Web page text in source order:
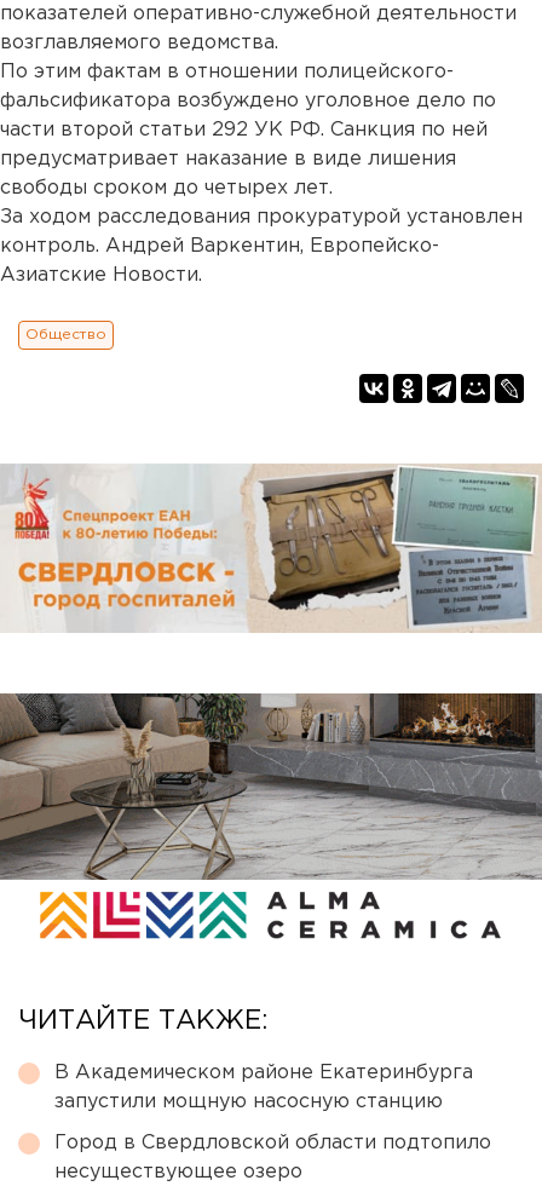
показателей оперативно-служебной деятельности
возглавляемого ведомства.
По этим фактам в отношении полицейского-
фальсификатора возбуждено уголовное дело по
части второй статьи 292 УК РФ. Санкция по ней
предусматривает наказание в виде лишения
свободы сроком до четырех лет.
За ходом расследования прокуратурой установлен
контроль. Андрей Варкентин, Европейско-
Азиатские Новости.
Общество
ЧИТАЙТЕ ТАКЖЕ:
В Академическом районе Екатеринбурга
запустили мощную насосную станцию
Город в Свердловской области подтопило
несуществующее озеро